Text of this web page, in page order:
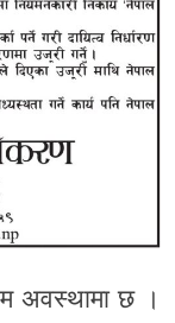
अवस्थामा छ ।